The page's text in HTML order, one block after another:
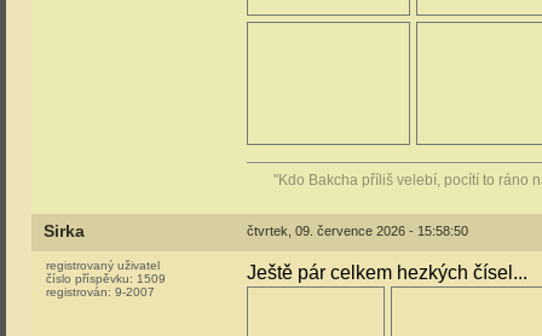
"Kdo Bakcha příliš velebí, pocítí to ráno
Sirka čtvrtek, 09. července 2026 - 15:58:50
registrovaný uživatel
číslo příspěvku: 1509
registrován: 9-2007
Ještě pár celkem hezkých čísel...